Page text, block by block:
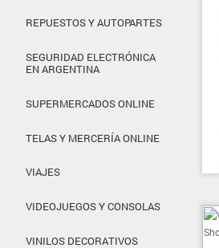
REPUESTOS Y AUTOPARTES
SEGURIDAD ELECTRÓNICA
EN ARGENTINA
SUPERMERCADOS ONLINE
TELAS Y MERCERÍA ONLINE
VIAJES
VIDEOJUEGOS Y CONSOLAS
VINILOS DECORATIVOS